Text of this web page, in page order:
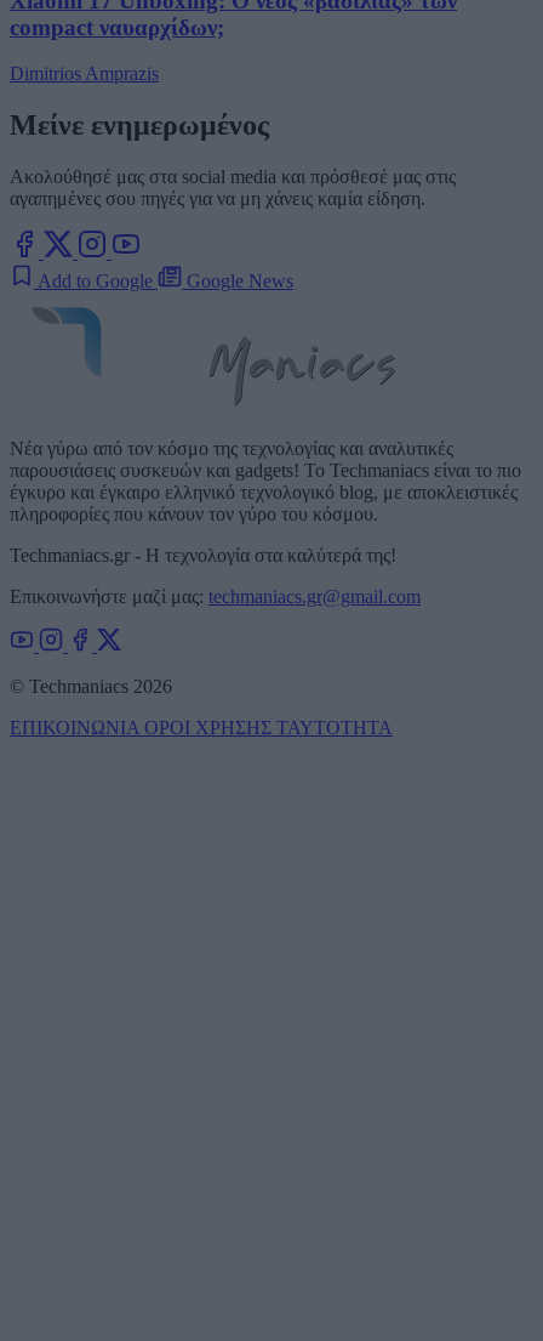
compact ναυαρχίδων;
Dimitrios Amprazis
Μείνε ενημερωμένος
Ακολούθησέ μας στα social media και πρόσθεσέ μας στις
αγαπημένες σου πηγές για να μη χάνεις καμία είδηση.
Add to Google Google News
Νέα γύρω από τον κόσμο της τεχνολογίας και αναλυτικές
παρουσιάσεις συσκευών και gadgets! Το Techmaniacs είναι το πιο
έγκυρο και έγκαιρο ελληνικό τεχνολογικό blog, με αποκλειστικές
πληροφορίες που κάνουν τον γύρο του κόσμου.
Techmaniacs.gr - Η τεχνολογία στα καλύτερά της!
Επικοινωνήστε μαζί μας: techmaniacs.gr@gmail.com
© Techmaniacs 2026
ΕΠΙΚΟΙΝΩΝΙΑ ΟΡΟΙ ΧΡΗΣΗΣ ΤΑΥΤΟΤΗΤΑ